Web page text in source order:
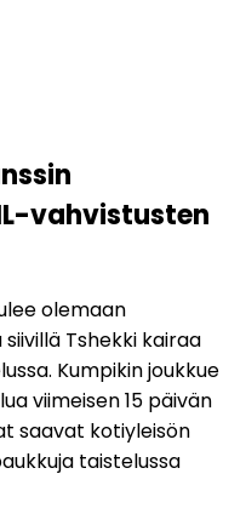
vahvistusten
olemaan
Tshekki kairaa
Kumpikin joukkue
viimeisen 15 päivän
saavat kotiyleisön
taistelussa